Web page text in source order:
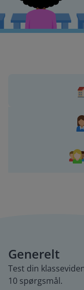
Generelt
Test din
10 spørgsmål.